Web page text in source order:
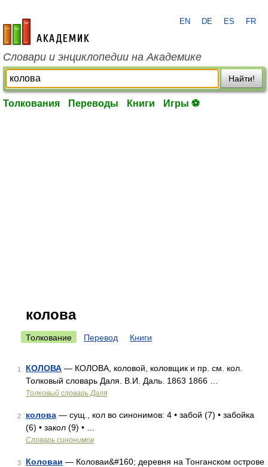
academic.ru
EN DE ES FR
Словари и энциклопедии на Академике
Найти!
Толкования Переводы Книги Игры ⚽
колова
Толкование Перевод Книги
1 КОЛОВА — КОЛОВА, коловой, коловщик и пр. см. кол.
Толковый словарь Даля. В.И. Даль. 1863 1866 …
Толковый словарь Даля
2 колова — сущ., кол во синонимов: 4 • забой (7) • забойка
(6) • закол (9) • …
Словарь синонимов
3 Коловаи — Коловаи&#160; деревня на Тонганском острове